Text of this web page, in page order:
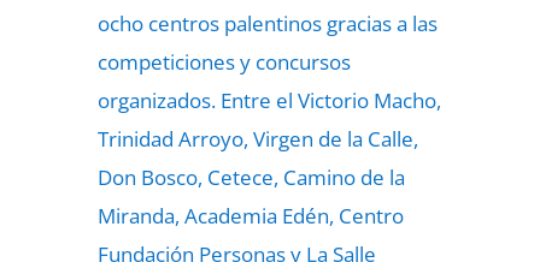
ocho centros palentinos gracias a las
competiciones y concursos
organizados. Entre el Victorio Macho,
Trinidad Arroyo, Virgen de la Calle,
Don Bosco, Cetece, Camino de la
Miranda, Academia Edén, Centro
Fundación Personas y La Salle